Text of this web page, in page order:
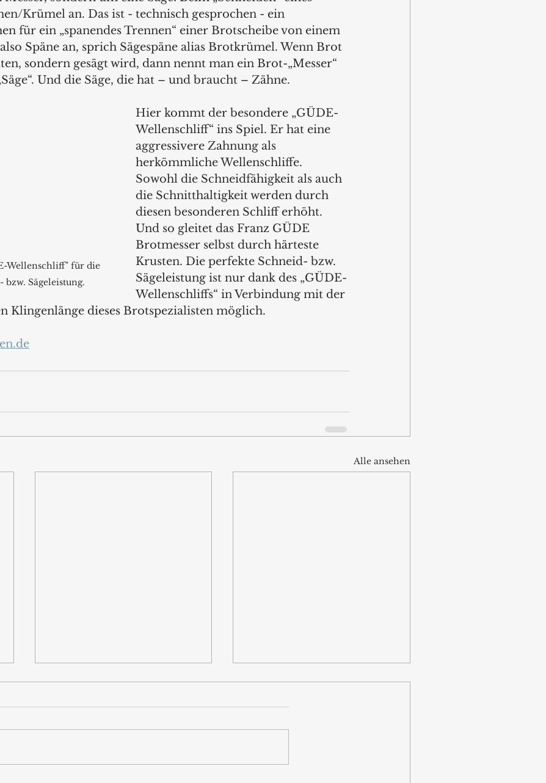
Krümel an. Das ist - technisch gesprochen - ein
für ein „spanendes Trennen“ einer Brotscheibe von einem
Späne an, sprich Sägespäne alias Brotkrümel. Wenn Brot
sondern gesägt wird, dann nennt man ein Brot-„Messer“
Und die Säge, die hat – und braucht – Zähne.
Wellenschliff" für die
Sägeleistung.
Hier kommt der besondere „GÜDE-
Wellenschliff“ ins Spiel. Er hat eine
aggressivere Zahnung als
herkömmliche Wellenschliffe.
Sowohl die Schneidfähigkeit als auch
die Schnitthaltigkeit werden durch
diesen besonderen Schliff erhöht.
Und so gleitet das Franz GÜDE
Brotmesser selbst durch härteste
Krusten. Die perfekte Schneid- bzw.
Sägeleistung ist nur dank des „GÜDE-
Wellenschliffs“ in Verbindung mit der
Klingenlänge dieses Brotspezialisten möglich.
Alle ansehen